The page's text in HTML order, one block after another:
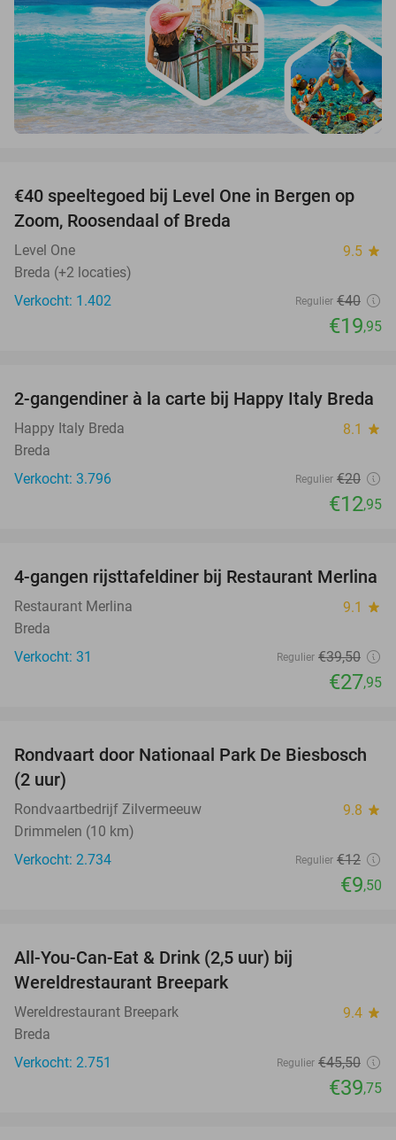
50%
€40 speeltegoed bij Level One in Bergen op
Zoom, Roosendaal of Breda
Level One 9.5 star
Breda (+2 locaties)
Verkocht: 1.402
Regulier €40
€19,95
35%
2-gangendiner à la carte bij Happy Italy Breda
Happy Italy Breda 8.1 star
Breda
Verkocht: 3.796
Regulier €20
€12,95
29%
4-gangen rijsttafeldiner bij Restaurant Merlina
Restaurant Merlina 9.1 star
Breda
Verkocht: 31
Regulier €39,50
€27,95
21%
Rondvaart door Nationaal Park De Biesbosch
(2 uur)
Rondvaartbedrijf Zilvermeeuw 9.8 star
Drimmelen (10 km)
Verkocht: 2.734
Regulier €12
€9,50
All-You-Can-Eat & Drink (2,5 uur) bij
Wereldrestaurant Breepark
Wereldrestaurant Breepark 9.4 star
Breda
Verkocht: 2.751
Regulier €45,50
€39,75